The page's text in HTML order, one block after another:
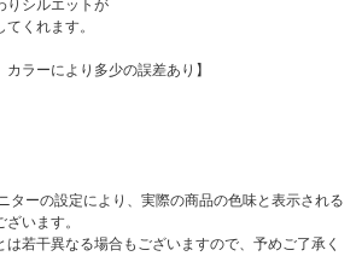
りシルエットが
くれます。
カラーにより多少の誤差あり】
ターの設定により、実際の商品の色味と表示される
います。
は若干異なる場合もございますので、予めご了承く